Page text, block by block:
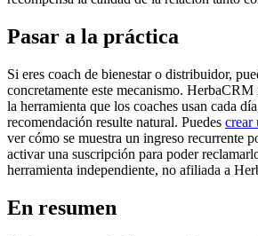
Pasar a la práctica
Si eres coach de bienestar o distribuidor,
concretamente este mecanismo.
la herramienta que los coaches usan cada
recomendación resulte natural. Puedes crear
ver cómo se muestra un ingreso recurrente
activar una suscripción para poder
herramienta independiente, no afiliada a
En resumen